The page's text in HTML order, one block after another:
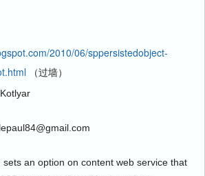
2010/06/sppersistedobject-
（过墙）
sets an option on content web service that